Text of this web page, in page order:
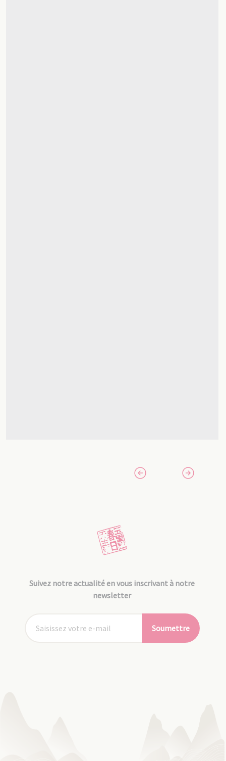
Suivez notre actualité en vous inscrivant à notre
newsletter
Soumettre